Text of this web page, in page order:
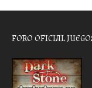
FORO OFICIAL